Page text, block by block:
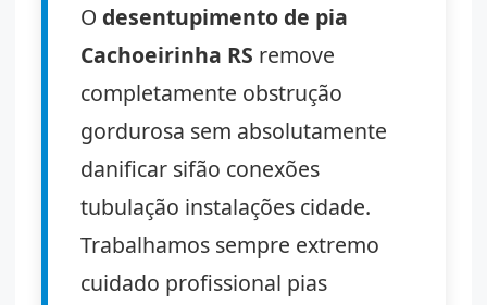
O desentupimento de pia
Cachoeirinha RS remove
completamente obstrução
gordurosa sem absolutamente
danificar sifão conexões
tubulação instalações cidade.
Trabalhamos sempre extremo
cuidado profissional pias